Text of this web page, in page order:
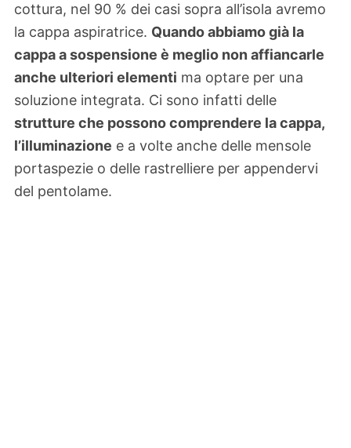
cottura, nel 90 % dei casi sopra all’isola avremo
la cappa aspiratrice. Quando abbiamo già la
cappa a sospensione è meglio non affiancarle
anche ulteriori elementi ma optare per una
soluzione integrata. Ci sono infatti delle
strutture che possono comprendere la cappa,
l’illuminazione e a volte anche delle mensole
portaspezie o delle rastrelliere per appendervi
del pentolame.